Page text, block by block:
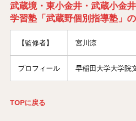
武蔵境・東小金井・武蔵小金
学習塾「武蔵野個別指導塾」
【監修者】 宮川涼
プロフィール 早稲田大学大学院
TOPに戻る